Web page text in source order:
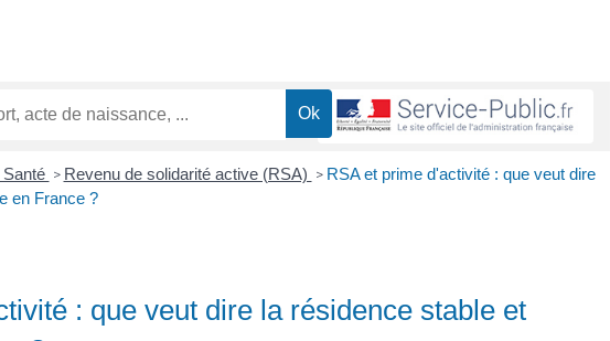
> Revenu de solidarité active (RSA) > RSA et prime d'activité : que veut dire
en France ?
: que veut dire la résidence stable et